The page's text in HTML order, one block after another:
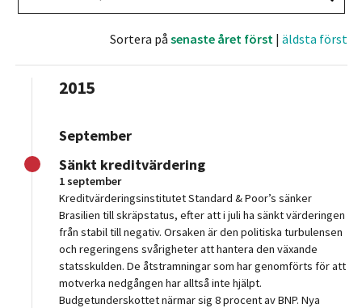
Sortera påsenaste året först |äldsta först
2015
September
Sänkt kreditvärdering
1 september
Kreditvärderingsinstitutet Standard & Poor’s sänker
Brasilien till skräpstatus, efter att i juli ha sänkt värderingen
från stabil till negativ. Orsaken är den politiska turbulensen
och regeringens svårigheter att hantera den växande
statsskulden. De åtstramningar som har genomförts för att
motverka nedgången har alltså inte hjälpt.
Budgetunderskottet närmar sig 8 procent av BNP. Nya